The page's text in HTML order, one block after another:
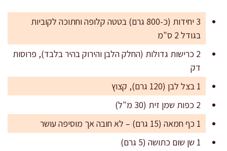
3 יחידות (כ-800 גרם) בטטה קלופה וחתוכה לקוביות
בגודל 2 ס"מ
2 כרישות גדולות (החלק הלבן והירוק בהיר בלבד), פרוסות
דק
1 בצל לבן (120 גרם), קצוץ
2 כפות שמן זית (30 מ"ל)
1 כף חמאה (15 גרם) – לא חובה אך מוסיפה עושר
1 שן שום כתושה (5 גרם)